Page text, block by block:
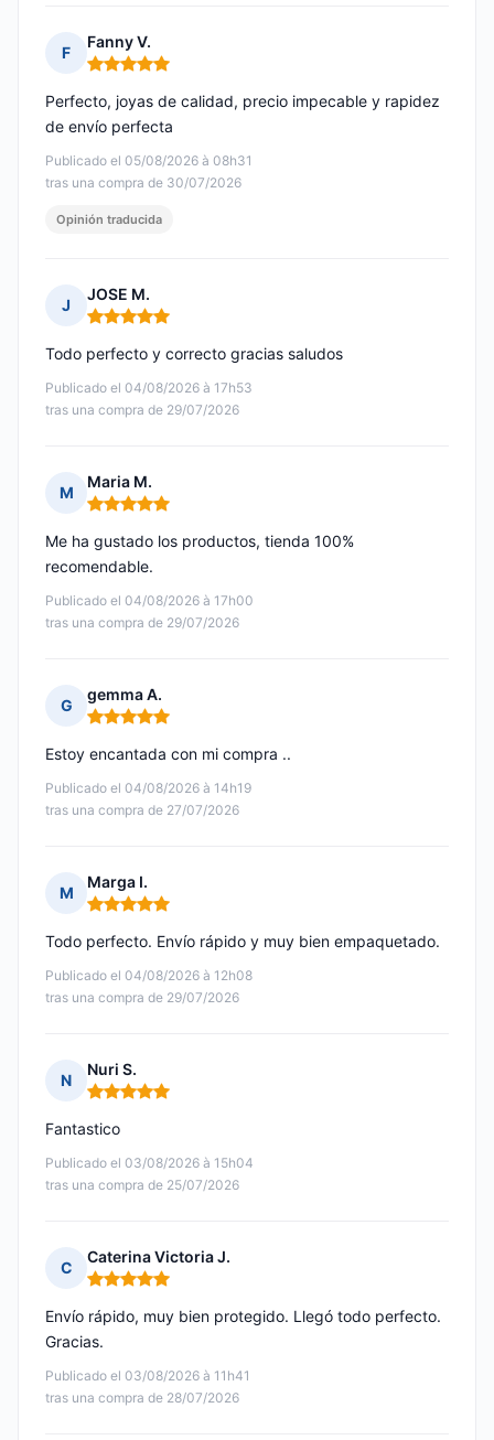
F
Fanny V.
Nota: 5 de 5
Publicado el 05/08/2026 à 08h31
tras una compra de 30/07/2026
Perfecto, joyas de calidad, precio impecable y rapidez
de envío perfecta
Opinión traducida
J
JOSE M.
Nota: 5 de 5
Publicado el 04/08/2026 à 17h53
tras una compra de 29/07/2026
Todo perfecto y correcto gracias saludos
M
Maria M.
Nota: 5 de 5
Publicado el 04/08/2026 à 17h00
tras una compra de 29/07/2026
Me ha gustado los productos, tienda 100%
recomendable.
G
gemma A.
Nota: 5 de 5
Publicado el 04/08/2026 à 14h19
tras una compra de 27/07/2026
Estoy encantada con mi compra ..
M
Marga I.
Nota: 5 de 5
Publicado el 04/08/2026 à 12h08
tras una compra de 29/07/2026
Todo perfecto. Envío rápido y muy bien empaquetado.
N
Nuri S.
Nota: 5 de 5
Publicado el 03/08/2026 à 15h04
tras una compra de 25/07/2026
Fantastico
C
Caterina Victoria J.
Nota: 5 de 5
Publicado el 03/08/2026 à 11h41
tras una compra de 28/07/2026
Envío rápido, muy bien protegido. Llegó todo perfecto.
Gracias.